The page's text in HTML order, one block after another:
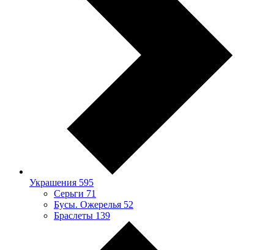
Украшения 595
Серьги 71
Бусы. Ожерелья 52
Браслеты 139